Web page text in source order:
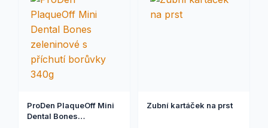
ProDen PlaqueOff Mini
Dental Bones
Zubní kartáček na prst